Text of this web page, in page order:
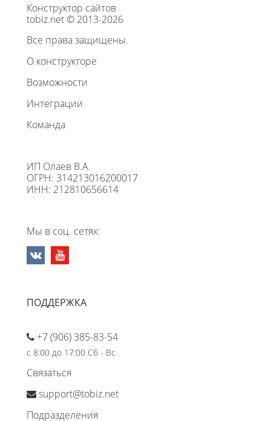
Конструктор сайтов
tobiz.net © 2013-2026
Все права защищены.
О конструкторе
Возможности
Интеграции
Команда
ИП Олаев В.А.
ОГРН: 314213016200017
ИНН: 212810656614
Мы в соц. сетях:
ПОДДЕРЖКА
+7 (906) 385-83-54
с 8:00 до 17:00 Сб - Вс
Связаться
support@tobiz.net
Подразделения